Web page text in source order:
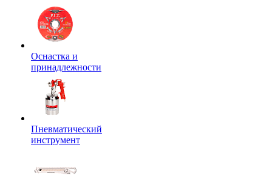
Оснастка и
принадлежности
Пневматический
инструмент